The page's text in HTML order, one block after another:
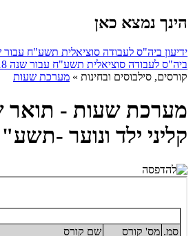
הינך נמצא כאן
ידיעון ביה"ס לעבודה סוציאלית תשע"ח עבור שנה
ביה"ס לעבודה סוציאלית תשע"ח עבור שנה 2017/18
קורסים, סילבוסים ובחינות » מערכת שעות
מערכת שעות - תואר
קליני ילד ונוער -